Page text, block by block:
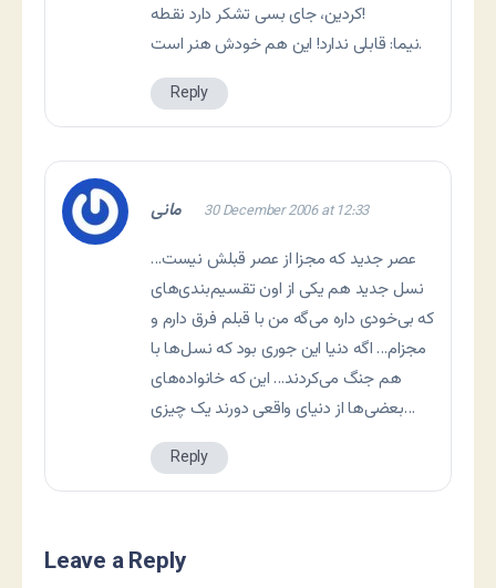
کردين، جای بسی تشکر دارد نقطه!
نيما: قابلی ندارد! اين هم خودش هنر است.
Reply
مانی 30 December 2006 at 12:33
عصر جديد که مجزا از عصر قبلش نیست…
نسل جدید هم یکی از اون تقسیم‌بندی‌های
که بی‌خودی داره می‌گه من با قبلم فرق دارم و
مجزام… اگه دنیا این جوری بود که نسل‌ها با
هم جنگ می‌کردند… این که خانواده‌های
بعضی‌ها از دنیای واقعی دورند یک چیزی…
Reply
Leave a Reply